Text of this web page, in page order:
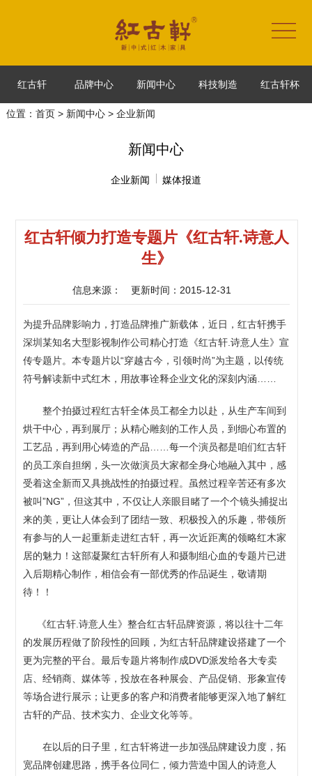
红古轩 品牌中心 新闻中心 科技制造 红古轩杯
位置： 首页> 新闻中心> 企业新闻
新闻中心
企业新闻 媒体报道
红古轩倾力打造专题片《红古轩.诗意人
生》
信息来源： 更新时间：2015-12-31
为提升品牌影响力，打造品牌推广新载体，近日，红古轩携手
深圳某知名大型影视制作公司精心打造《红古轩.诗意人生》宣
传专题片。本专题片以“穿越古今，引领时尚”为主题，以传统
符号解读新中式红木，用故事诠释企业文化的深刻内涵……
整个拍摄过程红古轩全体员工都全力以赴，从生产车间到
烘干中心，再到展厅；从精心雕刻的工作人员，到细心布置的
工艺品，再到用心铸造的产品……每一个演员都是咱们红古轩
的员工亲自担纲，头一次做演员大家都全身心地融入其中，感
受着这全新而又具挑战性的拍摄过程。虽然过程辛苦还有多次
被叫”NG”，但这其中，不仅让人亲眼目睹了一个个镜头捕捉出
来的美，更让人体会到了团结一致、积极投入的乐趣，带领所
有参与的人一起重新走进红古轩，再一次近距离的领略红木家
居的魅力！这部凝聚红古轩所有人和摄制组心血的专题片已进
入后期精心制作，相信会有一部优秀的作品诞生，敬请期
待！！
《红古轩.诗意人生》整合红古轩品牌资源，将以往十二年
的发展历程做了阶段性的回顾，为红古轩品牌建设搭建了一个
更为完整的平台。最后专题片将制作成DVD派发给各大专卖
店、经销商、媒体等，投放在各种展会、产品促销、形象宣传
等场合进行展示；让更多的客户和消费者能够更深入地了解红
古轩的产品、技术实力、企业文化等等。
在以后的日子里，红古轩将进一步加强品牌建设力度，拓
宽品牌创建思路，携手各位同仁，倾力营造中国人的诗意人